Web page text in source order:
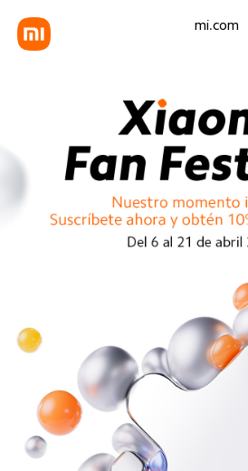
mi.com